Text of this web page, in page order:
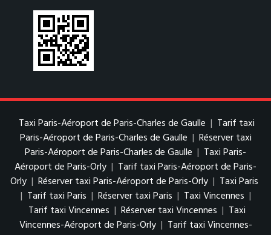
Taxi Paris-Aéroport de Paris-Charles de Gaulle | Tarif taxi
Paris-Aéroport de Paris-Charles de Gaulle | Réserver taxi
Paris-Aéroport de Paris-Charles de Gaulle | Taxi Paris-
Aéroport de Paris-Orly | Tarif taxi Paris-Aéroport de Paris-
Orly | Réserver taxi Paris-Aéroport de Paris-Orly | Taxi Paris
| Tarif taxi Paris | Réserver taxi Paris | Taxi Vincennes |
Tarif taxi Vincennes | Réserver taxi Vincennes | Taxi
Vincennes-Aéroport de Paris-Orly | Tarif taxi Vincennes-